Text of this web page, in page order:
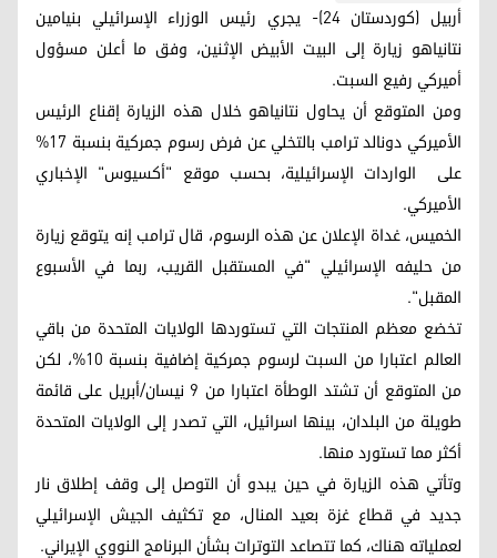
أربيل (كوردستان 24)- يجري رئيس الوزراء الإسرائيلي بنيامين
نتانياهو زيارة إلى البيت الأبيض الإثنين، وفق ما أعلن مسؤول
أميركي رفيع السبت.
ومن المتوقع أن يحاول نتانياهو خلال هذه الزيارة إقناع الرئيس
الأميركي دونالد ترامب بالتخلي عن فرض رسوم جمركية بنسبة 17%
على الواردات الإسرائيلية، بحسب موقع "أكسيوس" الإخباري
الأميركي.
الخميس، غداة الإعلان عن هذه الرسوم، قال ترامب إنه يتوقع زيارة
من حليفه الإسرائيلي "في المستقبل القريب، ربما في الأسبوع
المقبل".
تخضع معظم المنتجات التي تستوردها الولايات المتحدة من باقي
العالم اعتبارا من السبت لرسوم جمركية إضافية بنسبة 10%، لكن
من المتوقع أن تشتد الوطأة اعتبارا من 9 نيسان/أبريل على قائمة
طويلة من البلدان، بينها اسرائيل، التي تصدر إلى الولايات المتحدة
أكثر مما تستورد منها.
وتأتي هذه الزيارة في حين يبدو أن التوصل إلى وقف إطلاق نار
جديد في قطاع غزة بعيد المنال، مع تكثيف الجيش الإسرائيلي
لعملياته هناك، كما تتصاعد التوترات بشأن البرنامج النووي الإيراني.